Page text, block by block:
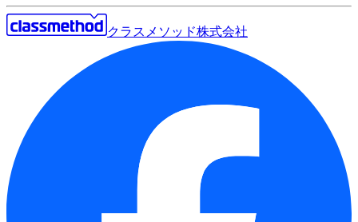
クラスメソッド株式会社